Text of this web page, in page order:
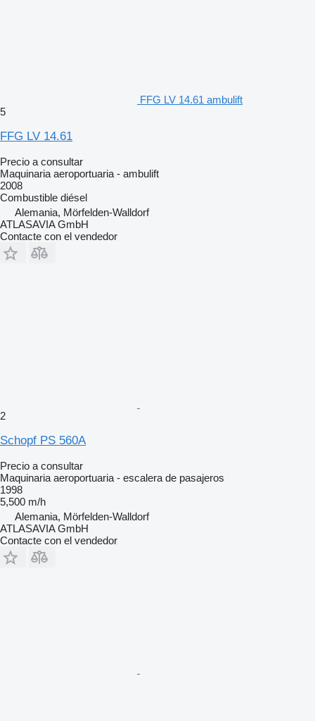
FFG LV 14.61 ambulift
5
FFG LV 14.61
Precio a consultar
Maquinaria aeroportuaria - ambulift
2008
Combustible diésel
Alemania, Mörfelden-Walldorf
ATLASAVIA GmbH
Contacte con el vendedor
2
Schopf PS 560A
Precio a consultar
Maquinaria aeroportuaria - escalera de pasajeros
1998
5,500 m/h
Alemania, Mörfelden-Walldorf
ATLASAVIA GmbH
Contacte con el vendedor